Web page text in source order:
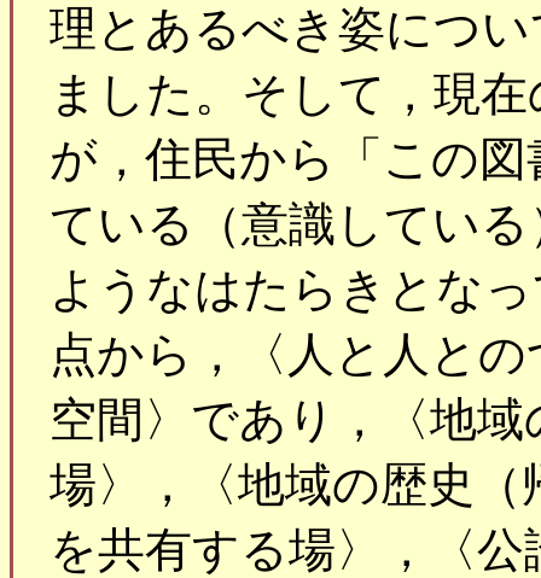
理とあるべき姿につ
ました。そして，現
が，住民から「この
ている（意識してい
ようなはたらきとな
点から，〈人と人と
空間〉であり，〈地
場〉，〈地域の歴史
を共有する場〉，〈